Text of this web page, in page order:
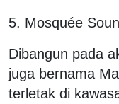
5. Mosquée
Dibangun pada
juga bernama
terletak di